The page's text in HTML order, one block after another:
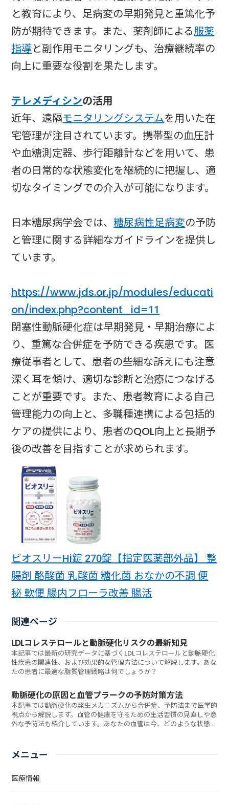
と教育により、足病変の早期発見と重篤化予
防が期待できます。また、薬剤師による服薬
指導と副作用モニタリングも、治療継続率の
向上に重要な役割を果たします。
テレメディシンの活用
近年、遠隔モニタリングシステムを用いた在
宅管理が注目されています。携帯型の血圧計
や血糖測定器、歩行距離計などを用いて、患
者の日常的な状態変化を継続的に把握し、適
切なタイミングでの介入が可能になります。
日本糖尿病学会では、糖尿病性足病変の予防
と管理に関する詳細なガイドラインを提供し
ています。
https://www.jds.or.jp/modules/educati
on/index.php?content_id=11
閉塞性動脈硬化症は早期発見・早期治療によ
り、重篤な合併症を予防できる疾患です。医
療従事者として、患者の些細な訴えにも注意
深く耳を傾け、適切な診断と治療につなげる
ことが重要です。また、患者教育による自己
管理能力の向上と、多職種連携による包括的
ケアの提供により、患者のQOL向上と長期予
後の改善を目指すことが求められます。
ビオスリーHi錠 270錠【指定医薬部外品】 整
腸剤 酪酸菌 乳酸菌 糖化菌 おなかの不調 便
秘 軟便 腸内フローラ改善 腸活
関連ページ
LDLコレステロールと動脈硬化リスクの最新知見
本記事では最新の研究データに基づくLDLコレステロールと動脈硬化
性疾患の関連性、および効果的な管理方法について解説します。あな
たの患者に最適な脂質管理戦略は何でしょうか？
動脈硬化の原因と血管プラークの予防対策方法
本記事では動脈硬化の発生メカニズムから合併症、予防法まで医学的
視点から解説します。血管の健康を守るための生活習慣の見直しや意
外な予防法も紹介しています。あなたの血管は今、どのような状態な
メニュー
医療情報